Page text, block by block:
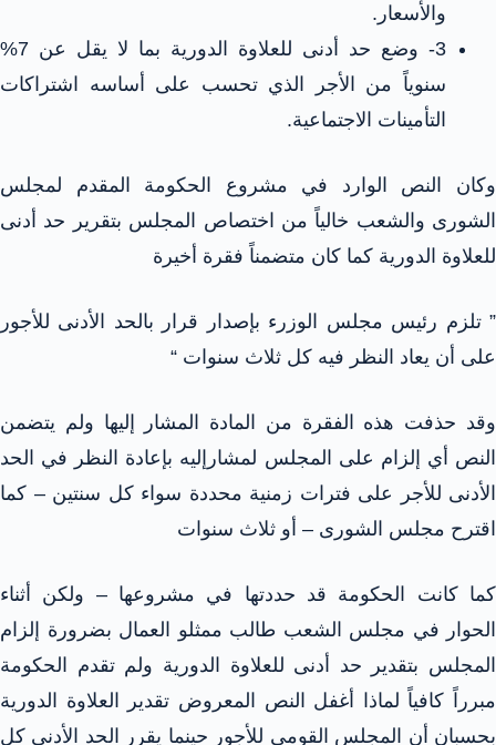
والأسعار.
3- وضع حد أدنى للعلاوة الدورية بما لا يقل عن 7%
سنوياً من الأجر الذي تحسب على أساسه اشتراكات
التأمينات الاجتماعية.
وكان النص الوارد في مشروع الحكومة المقدم لمجلس
الشورى والشعب خالياً من اختصاص المجلس بتقرير حد أدنى
للعلاوة الدورية كما كان متضمناً فقرة أخيرة
” تلزم رئيس مجلس الوزرء بإصدار قرار بالحد الأدنى للأجور
على أن يعاد النظر فيه كل ثلاث سنوات “
وقد حذفت هذه الفقرة من المادة المشار إليها ولم يتضمن
النص أي إلزام على المجلس لمشارإليه بإعادة النظر في الحد
الأدنى للأجر على فترات زمنية محددة سواء كل سنتين – كما
اقترح مجلس الشورى – أو ثلاث سنوات
كما كانت الحكومة قد حددتها في مشروعها – ولكن أثناء
الحوار في مجلس الشعب طالب ممثلو العمال بضرورة إلزام
المجلس بتقدير حد أدنى للعلاوة الدورية ولم تقدم الحكومة
مبرراً كافياً لماذا أغفل النص المعروض تقدير العلاوة الدورية
بحسبان أن المجلس القومي للأجور حينما يقرر الحد الأدنى كل